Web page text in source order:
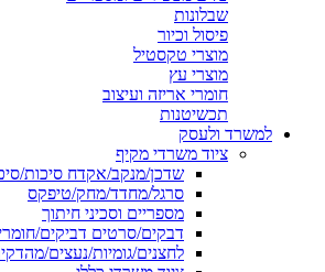
שבלונות
פיסול וכיור
מוצרי טקסטיל
מוצרי עץ
חומרי אריזה ועיצוב
תכשיטנות
למשרד ולעסק
ציוד משרדי מקיף
שדכן/מנקב/אקדח סיכות/
סרגל/מחדד/מחק/טיפקס
מספריים וסכיני חיתוך
דבקים/סרטים דביקים/
לחצנים/גומיות/נעצים/